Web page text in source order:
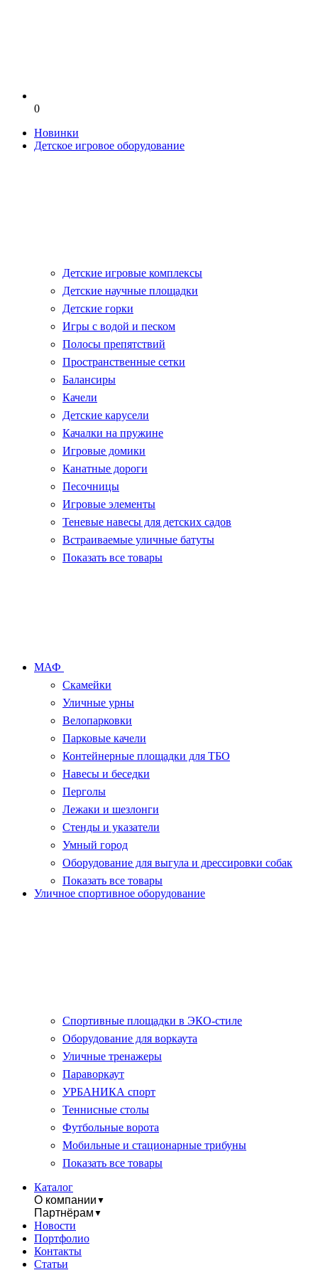
0
Новинки
Детское игровое оборудование
Детские игровые комплексы
Детские научные площадки
Детские горки
Игры с водой и песком
Полосы препятствий
Пространственные сетки
Балансиры
Качели
Детские карусели
Качалки на пружине
Игровые домики
Канатные дороги
Песочницы
Игровые элементы
Теневые навесы для детских садов
Встраиваемые уличные батуты
Показать все товары
МАФ
Скамейки
Уличные урны
Велопарковки
Парковые качели
Контейнерные площадки для ТБО
Навесы и беседки
Перголы
Лежаки и шезлонги
Стенды и указатели
Умный город
Оборудование для выгула и дрессировки собак
Показать все товары
Уличное спортивное оборудование
Спортивные площадки в ЭКО-стиле
Оборудование для воркаута
Уличные тренажеры
Параворкаут
УРБАНИКА спорт
Теннисные столы
Футбольные ворота
Мобильные и стационарные трибуны
Показать все товары
Каталог
О компании ▼
Партнёрам ▼
Новости
Портфолио
Контакты
Статьи